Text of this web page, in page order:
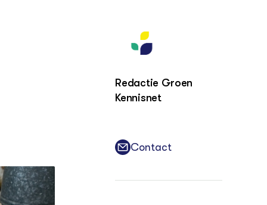
Vakbladen
LEREN
Redactie Groen
Kennisnet
Contact